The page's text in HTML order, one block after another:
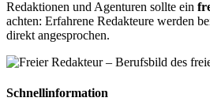
Redaktionen und Agenturen sollte ein
achten: Erfahrene Redakteure werden
direkt angesprochen.
Schnellinformation